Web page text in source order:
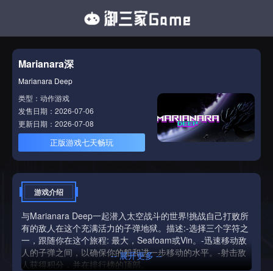
Marianara深
Marianara Deep
类型：动作游戏
发售日期：2026-07-06
更新日期：2026-07-08
正版游戏七天畅玩
游戏介绍
与Marianara Deep一起潜入太空战斗的世界!挑战自己打败所
有的敌人在这个充满活力的子弹地狱。描述:-选择三个字符之
一，跟随你在这个旅程: 最大，Seafoam或Vin。-迅速移动敌
人的子弹之间，以确保你的船和进一步移动的水平。-射击敌
人获得积分，并在排行榜的顶部。
-- 展开更多 --